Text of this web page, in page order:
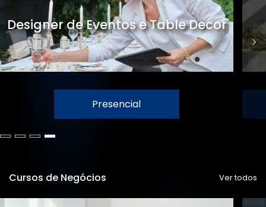
Designer de Eventos e Table Decor
Presencial
Cursos de Negócios Ver todos